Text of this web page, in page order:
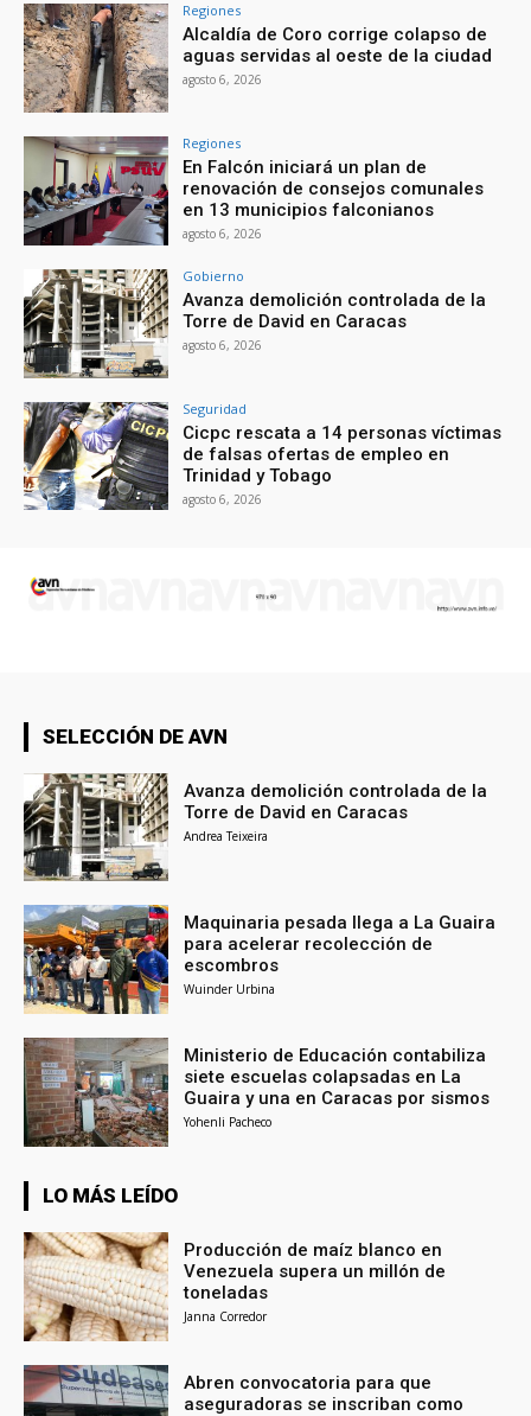
Regiones
Alcaldía de Coro corrige colapso de
aguas servidas al oeste de la ciudad
agosto 6, 2026
Regiones
En Falcón iniciará un plan de
renovación de consejos comunales
en 13 municipios falconianos
agosto 6, 2026
Gobierno
Avanza demolición controlada de la
Torre de David en Caracas
agosto 6, 2026
Seguridad
Cicpc rescata a 14 personas víctimas
de falsas ofertas de empleo en
Trinidad y Tobago
agosto 6, 2026
SELECCIÓN DE AVN
Avanza demolición controlada de la
Torre de David en Caracas
Andrea Teixeira
Maquinaria pesada llega a La Guaira
para acelerar recolección de
escombros
Wuinder Urbina
Ministerio de Educación contabiliza
siete escuelas colapsadas en La
Guaira y una en Caracas por sismos
Yohenli Pacheco
LO MÁS LEÍDO
Producción de maíz blanco en
Venezuela supera un millón de
toneladas
Janna Corredor
Abren convocatoria para que
aseguradoras se inscriban como